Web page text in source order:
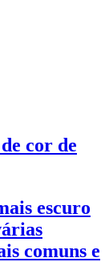
cor de
escuro
comuns e